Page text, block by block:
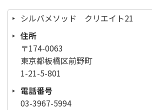
シルバメソッド クリエイト21
住所
〒174-0063
東京都板橋区前野町
1-21-5-801
電話番号
03-3967-5994